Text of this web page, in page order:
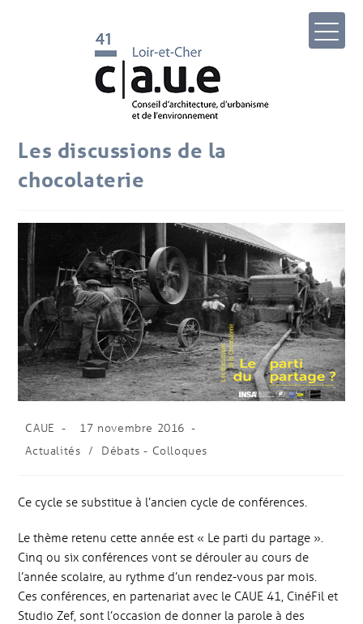
Les discussions de la
chocolaterie
CAUE
17 novembre 2016
Actualités / Débats - Colloques
Ce cycle se substitue à l’ancien cycle de conférences.
Le thème retenu cette année est « Le parti du partage ».
Cinq ou six conférences vont se dérouler au cours de
l’année scolaire, au rythme d’un rendez-vous par mois.
Ces conférences, en partenariat avec le CAUE 41, CinéFil et
Studio Zef, sont l’occasion de donner la parole à des